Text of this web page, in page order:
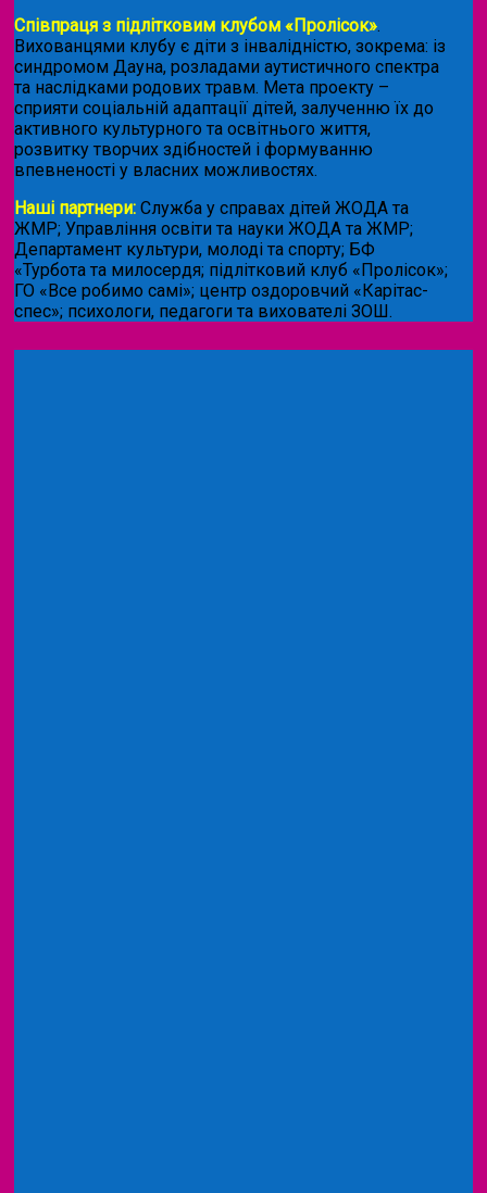
Співпраця з підлітковим клубом «Пролісок».
Вихованцями клубу є діти з інвалідністю, зокрема: із
синдромом Дауна, розладами аутистичного спектра
та наслідками родових травм. Мета проекту –
сприяти соціальній адаптації дітей, залученню їх до
активного культурного та освітнього життя,
розвитку творчих здібностей і формуванню
впевненості у власних можливостях.
Наші партнери: Служба у справах дітей ЖОДА та
ЖМР; Управління освіти та науки ЖОДА та ЖМР;
Департамент культури, молоді та спорту; БФ
«Турбота та милосердя; підлітковий клуб «Пролісок»;
ГО «Все робимо самі»; центр оздоровчий «Карітас-
спес»; психологи, педагоги та вихователі ЗОШ.